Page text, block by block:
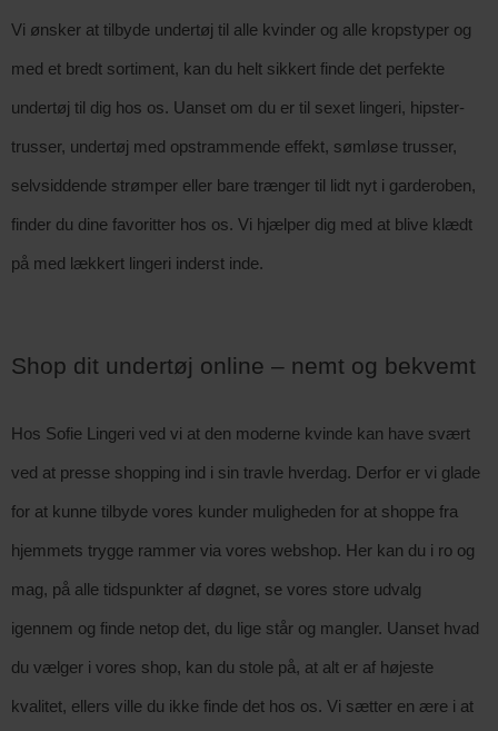
Vi ønsker at tilbyde undertøj til alle kvinder og alle kropstyper og
med et bredt sortiment, kan du helt sikkert finde det perfekte
undertøj til dig hos os. Uanset om du er til sexet lingeri, hipster-
trusser, undertøj med opstrammende effekt, sømløse trusser,
selvsiddende strømper eller bare trænger til lidt nyt i garderoben,
finder du dine favoritter hos os. Vi hjælper dig med at blive klædt
på med lækkert lingeri inderst inde.
Shop dit undertøj online – nemt og bekvemt
Hos Sofie Lingeri ved vi at den moderne kvinde kan have svært
ved at presse shopping ind i sin travle hverdag. Derfor er vi glade
for at kunne tilbyde vores kunder muligheden for at shoppe fra
hjemmets trygge rammer via vores webshop. Her kan du i ro og
mag, på alle tidspunkter af døgnet, se vores store udvalg
igennem og finde netop det, du lige står og mangler. Uanset hvad
du vælger i vores shop, kan du stole på, at alt er af højeste
kvalitet, ellers ville du ikke finde det hos os. Vi sætter en ære i at